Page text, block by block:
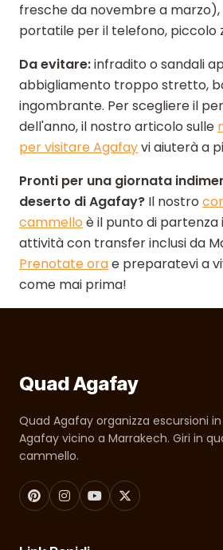
fresche da novembre a
portatile per il telefono, piccolo
Da evitare:infradito o sandali
abbigliamento troppo stretto,
ingombrante. Per scegliere il
dell'anno, il nostro articolo sulle
per visitare Agafayvi aiuterà a
Pronti per una giornata
deserto di Agafay? Il nostro
cammello è il punto di partenza
attività con transfer inclusi da
Prenotate orae preparatevi a
come mai prima!
Quad Agafay
Quad Agafay organizza escursioni
Agafay vicino a Marrakech. Giri in
cammello.